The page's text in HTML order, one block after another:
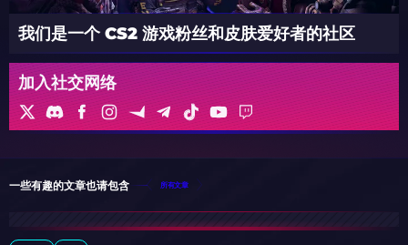
我们是一个 CS2 游戏粉丝和皮肤爱好者的社区
加入社交网络
一些有趣的文章也请包含 所有文章